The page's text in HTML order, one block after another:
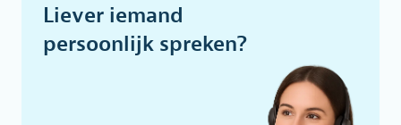
Liever iemand
persoonlijk spreken?